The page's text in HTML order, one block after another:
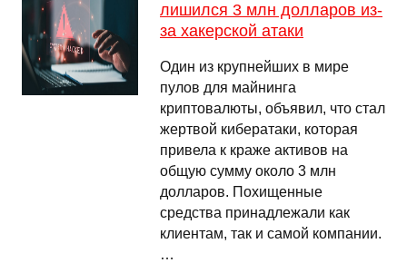
лишился 3 млн долларов из-
за хакерской атаки
Один из крупнейших в мире
пулов для майнинга
криптовалюты, объявил, что стал
жертвой кибератаки, которая
привела к краже активов на
общую сумму около 3 млн
долларов. Похищенные
средства принадлежали как
клиентам, так и самой компании.
…